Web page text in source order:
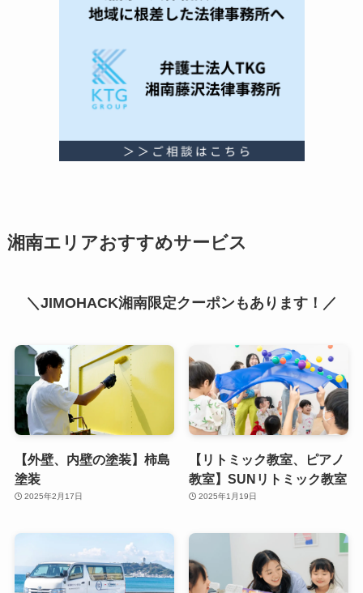
湘南エリアおすすめサービス
＼JIMOHACK湘南限定クーポンもあります！／
【外壁、内壁の塗装】柿島
塗装
2025年2月17日
【リトミック教室、ピアノ
教室】SUNリトミック教室
2025年1月19日